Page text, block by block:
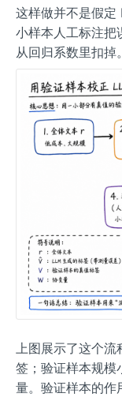
这样做并不是假
小样本人工标注把
从回归系数里扣掉。
上图展示了这个流
签；验证样本规模
量。验证样本的作